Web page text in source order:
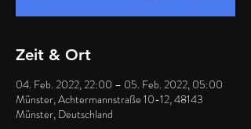
Zeit & Ort
04. Feb. 2022, 22:00 – 05. Feb. 2022, 05:00
Münster, Achtermannstraße 10-12, 48143
Münster, Deutschland